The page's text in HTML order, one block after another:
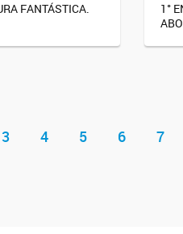
FANTÁSTICA.
1°
3 4 5 6 7